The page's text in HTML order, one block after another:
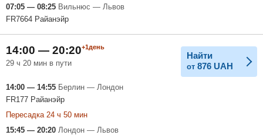
07:05 — 08:25 Вильнюс — Львов
FR7664 Райанэйр
14:00 — 20:20+1день
29 ч 20 мин в пути
Найти
от 876 UAH
14:00 — 14:55 Берлин — Лондон
FR177 Райанэйр
Пересадка 24 ч 50 мин
15:45 — 20:20 Лондон — Львов